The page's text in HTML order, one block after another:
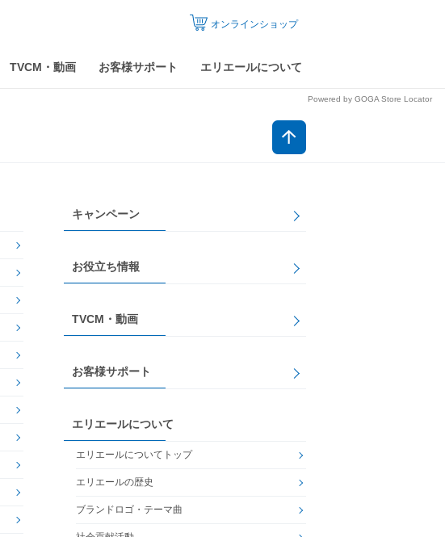
TVCM・動画 お客様サポート エリエールについて
オンラインショップ
Powered by GOGA Store Locator
キャンペーン
お役立ち情報
TVCM・動画
お客様サポート
エリエールについて
エリエールについてトップ
エリエールの歴史
ブランドロゴ・テーマ曲